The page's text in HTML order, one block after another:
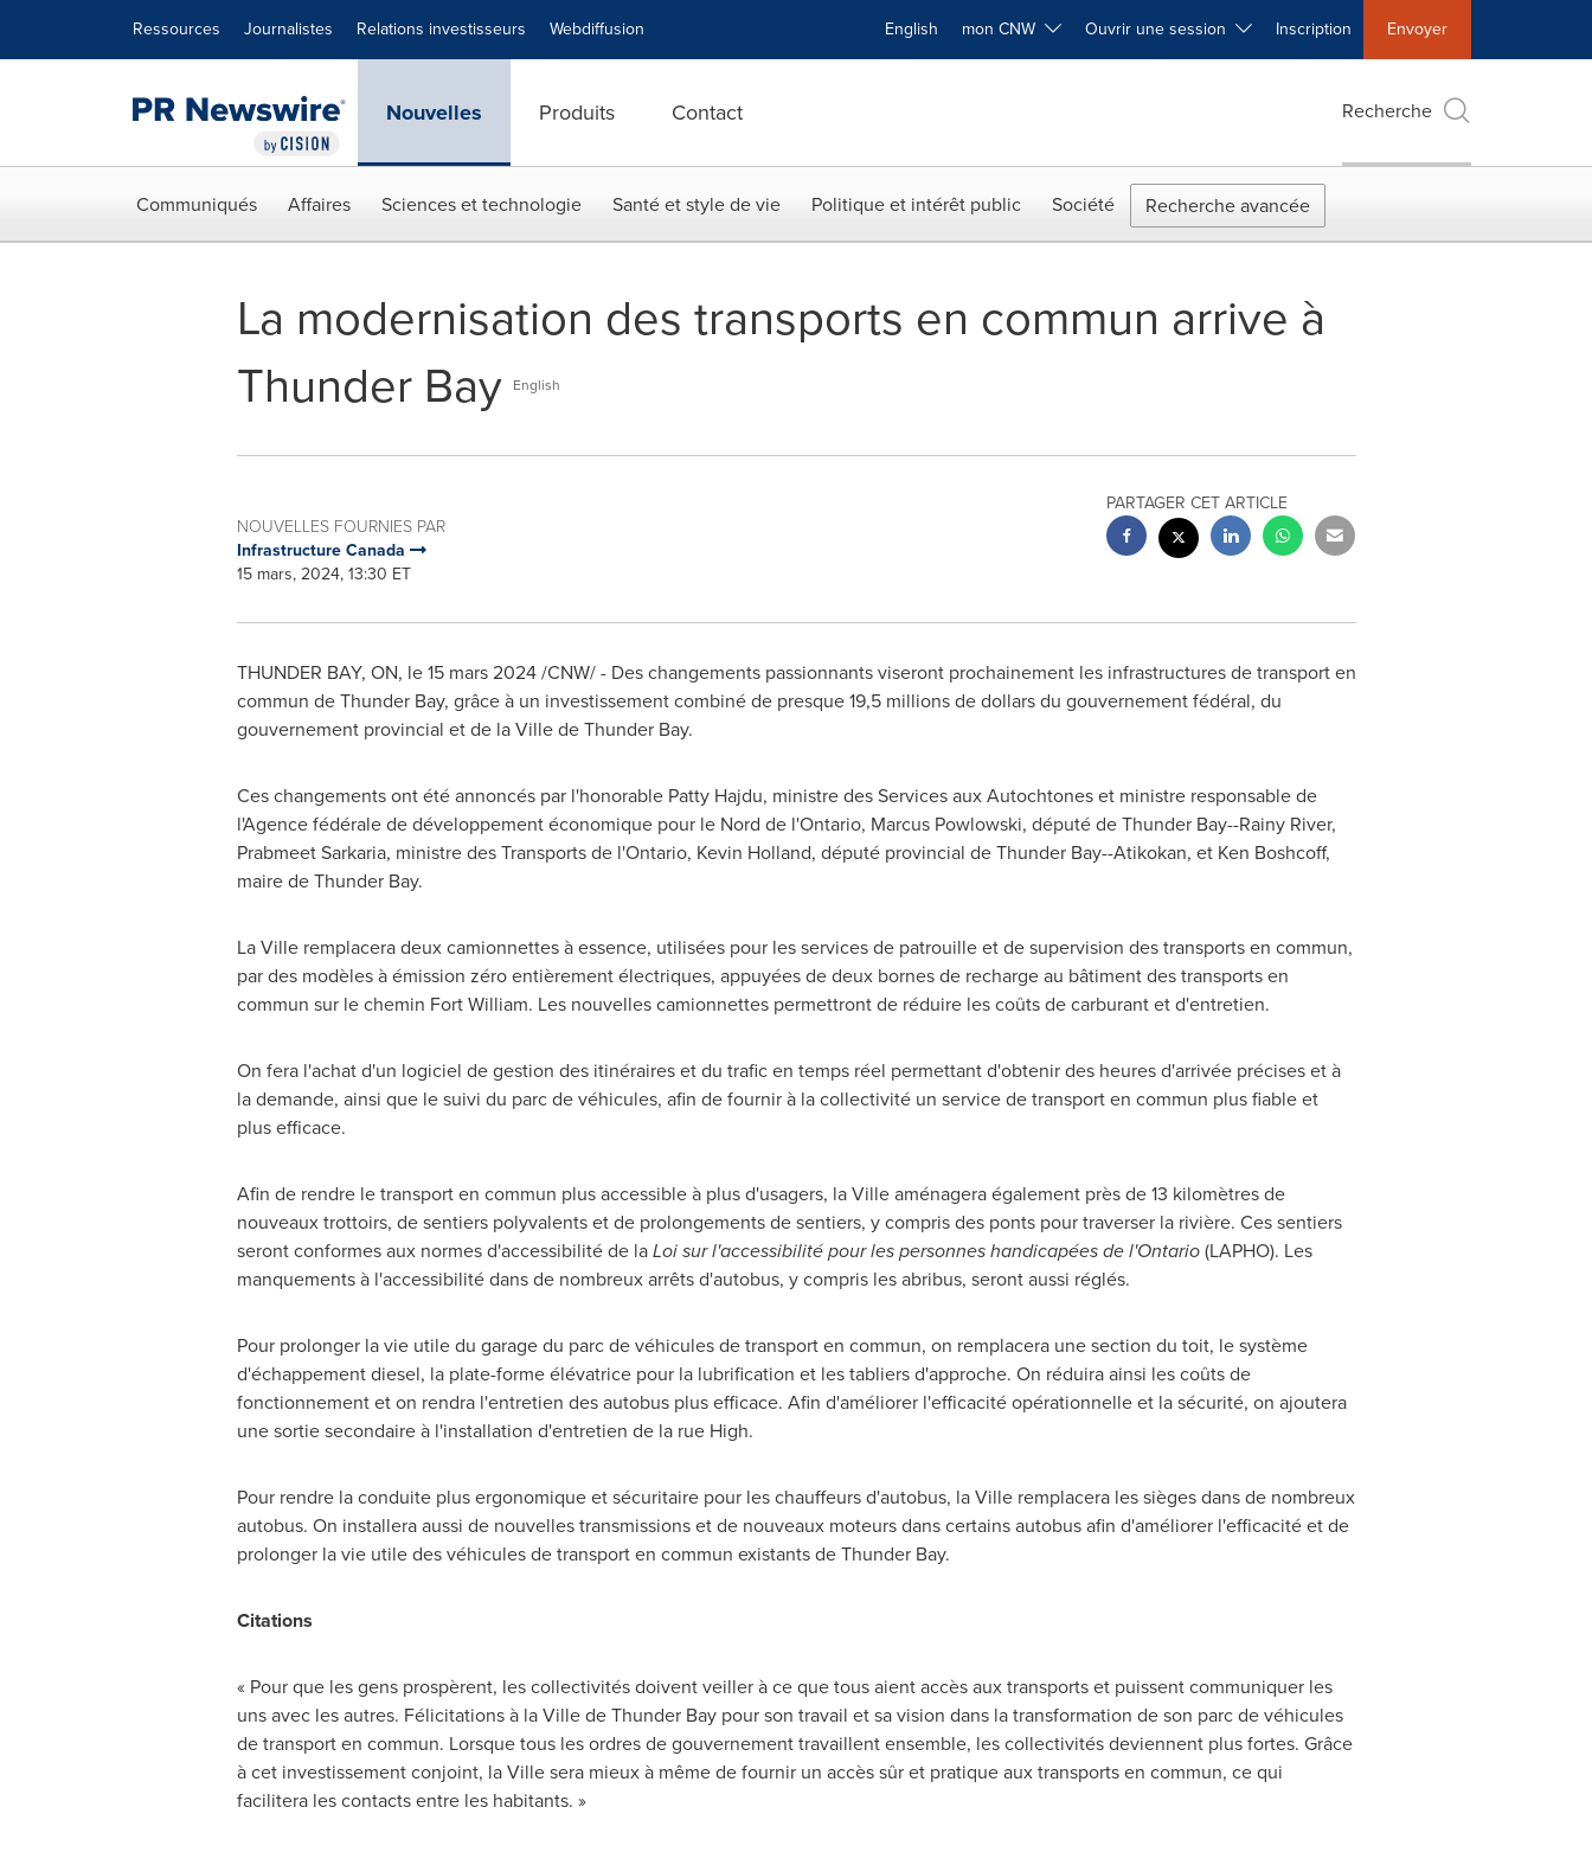
Ressources Journalistes Relations investisseurs Webdiffusion English mon CNW Ouvrir une session Inscription Envoyer
Nouvelles Produits Contact Recherche
Communiqués Affaires Sciences et technologie Santé et style de vie Politique et intérêt public Société Recherche avancée
La modernisation des transports en commun arrive à
Thunder Bay English
NOUVELLES FOURNIES PAR
Infrastructure Canada
15 mars, 2024, 13:30 ET
PARTAGER CET ARTICLE
THUNDER BAY, ON, le 15 mars 2024/CNW/ - Des changements passionnants viseront prochainement les infrastructures de transport en
commun deThunder Bay, grâce à un investissement combiné de presque 19,5 millions de dollars du gouvernement fédéral, du
gouvernement provincial et de la Ville de Thunder Bay.
Ces changements ont été annoncés par l'honorable Patty Hajdu, ministre des Services aux Autochtones et ministre responsable de
l'Agence fédérale de développement économique pour le Nord del'Ontario, Marcus Powlowski, député deThunder Bay--Rainy River,
Prabmeet Sarkaria, ministre des Transports de l'Ontario, Kevin Holland, député provincial deThunder Bay--Atikokan, et Ken Boshcoff,
maire deThunder Bay.
La Ville remplacera deux camionnettes à essence, utilisées pour les services de patrouille et de supervision des transports en commun,
par des modèles à émission zéro entièrement électriques, appuyées de deux bornes de recharge au bâtiment des transports en
commun sur le chemin Fort William. Les nouvelles camionnettes permettront de réduire les coûts de carburant et d'entretien.
On fera l'achat d'un logiciel de gestion des itinéraires et du trafic en temps réel permettant d'obtenir des heures d'arrivée précises et à
la demande, ainsi que le suivi du parc de véhicules, afin de fournir à la collectivité un service de transport en commun plus fiable et
plus efficace.
Afin de rendre le transport en commun plus accessible à plus d'usagers, la Ville aménagera également près de 13 kilomètres de
nouveaux trottoirs, de sentiers polyvalents et de prolongements de sentiers, y compris des ponts pour traverser la rivière. Ces sentiers
seront conformes aux normes d'accessibilité de laLoi sur l'accessibilité pour les personnes handicapées de l'Ontario(LAPHO). Les
manquements à l'accessibilité dans de nombreux arrêts d'autobus, y compris les abribus, seront aussi réglés.
Pour prolonger la vie utile du garage du parc de véhicules de transport en commun, on remplacera une section du toit, le système
d'échappement diesel, la plate-forme élévatrice pour la lubrification et les tabliers d'approche. On réduira ainsi les coûts de
fonctionnement et on rendra l'entretien des autobus plus efficace. Afin d'améliorer l'efficacité opérationnelle et la sécurité, on ajoutera
une sortie secondaire à l'installation d'entretien de la rue High.
Pour rendre la conduite plus ergonomique et sécuritaire pour les chauffeurs d'autobus, la Ville remplacera les sièges dans de nombreux
autobus. On installera aussi de nouvelles transmissions et de nouveaux moteurs dans certains autobus afin d'améliorer l'efficacité et de
prolonger la vie utile des véhicules de transport en commun existants deThunder Bay.
Citations
« Pour que les gens prospèrent, les collectivités doivent veiller à ce que tous aient accès aux transports et puissent communiquer les
uns avec les autres. Félicitations à la Ville de Thunder Bay pour son travail et sa vision dans la transformation de son parc de véhicules
de transport en commun. Lorsque tous les ordres de gouvernement travaillent ensemble, les collectivités deviennent plus fortes. Grâce
à cet investissement conjoint, la Ville sera mieux à même de fournir un accès sûr et pratique aux transports en commun, ce qui
facilitera les contacts entre les habitants. »